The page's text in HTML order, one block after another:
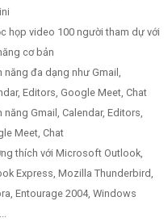
họp video 100 người tham dự với
cơ bản
năng đa dạng như Gmail,
Editors, Google Meet, Chat
năng Gmail, Calendar, Editors,
Meet, Chat
thích với Microsoft Outlook,
Express, Mozilla Thunderbird,
Entourage 2004, Windows